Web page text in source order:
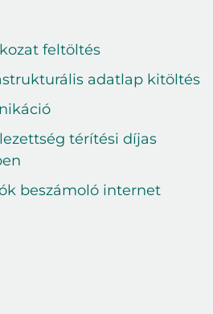
feltöltés
adatlap kitöltés
térítési díjas
beszámoló internet